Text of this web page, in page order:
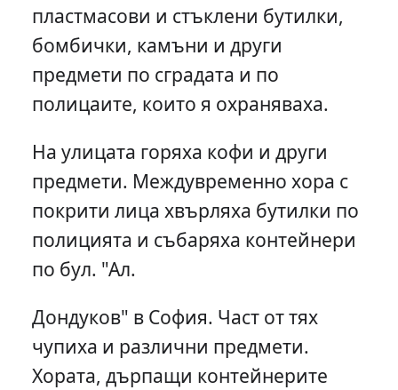
пластмасови и стъклени бутилки,
бомбички, камъни и други
предмети по сградата и по
полицаите, които я охраняваха.
На улицата горяха кофи и други
предмети. Междувременно хора с
покрити лица хвърляха бутилки по
полицията и събаряха контейнери
по бул. "Ал.
Дондуков" в София. Част от тях
чупиха и различни предмети.
Хората, дърпащи контейнерите